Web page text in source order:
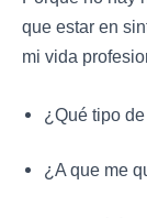
que estar en
mi vida
¿Qué tipo
¿A que me